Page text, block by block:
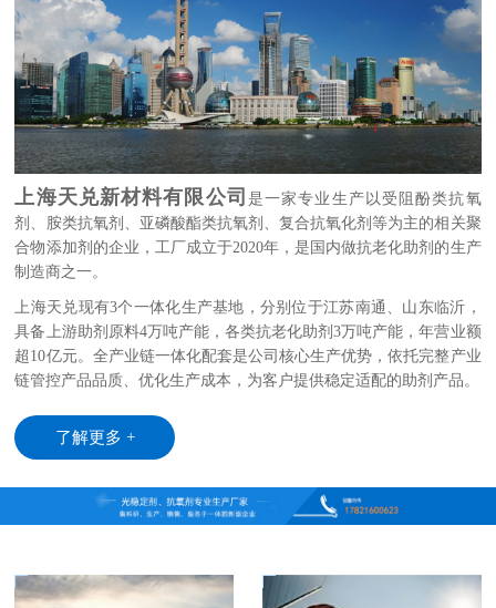
上海天兑新材料有限公司 是一家专业生产以受阻酚类抗氧
剂、胺类抗氧剂、亚磷酸酯类抗氧剂、复合抗氧化剂等为主的相关聚
合物添加剂的企业，工厂成立于2020年，是国内做抗老化助剂的生产
制造商之一。
上海天兑现有3个一体化生产基地，分别位于江苏南通、山东临沂，
具备上游助剂原料4万吨产能，各类抗老化助剂3万吨产能，年营业额
超10亿元。全产业链一体化配套是公司核心生产优势，依托完整产业
链管控产品品质、优化生产成本，为客户提供稳定适配的助剂产品。
了解更多 +